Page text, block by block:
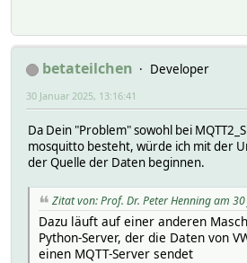
betateilchen
Developer
30 Januar 2025, 13:16:41
Da Dein "Problem" sowohl bei
mosquitto besteht, würde ich mit der
der Quelle der Daten beginnen.
Zitat von: Prof. Dr. Peter Henning am
Dazu läuft auf einer anderen
Python-Server, der die Daten von
einen MQTT-Server sendet